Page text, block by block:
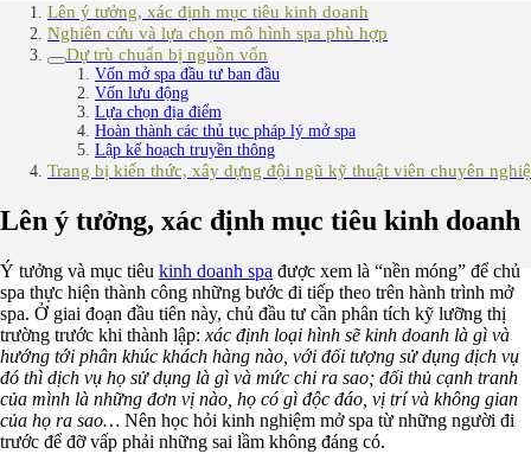
Lên ý tưởng, xác định mục tiêu kinh doanh
Nghiên cứu và lựa chọn mô hình spa phù hợp
Dự trù chuẩn bị nguồn vốn
Vốn mở spa đầu tư ban đầu
Vốn lưu động
Lựa chọn địa điểm
Hoàn thành các thủ tục pháp lý mở spa
Lập kế hoạch truyền thông
Trang bị kiến thức, xây dựng đội ngũ kỹ thuật viên chuyên
Lên ý tưởng, xác định mục tiêu kinh doanh
Ý tưởng và mục tiêu kinh doanh spa được xem là “nền móng” để chủ
spa thực hiện thành công những bước đi tiếp theo trên hành trình mở
spa. Ở giai đoạn đầu tiên này, chủ đầu tư cần phân tích kỹ lưỡng thị
trường trước khi thành lập: xác định loại hình sẽ kinh doanh là gì và
hướng tới phân khúc khách hàng nào, với đối tượng sử dụng dịch vụ
đó thì dịch vụ họ sử dụng là gì và mức chi ra sao; đối thủ cạnh tranh
của mình là những đơn vị nào, họ có gì độc đáo, vị trí và không gian
của họ ra sao… Nên học hỏi kinh nghiệm mở spa từ những người đi
trước để đỡ vấp phải những sai lầm không đáng có.